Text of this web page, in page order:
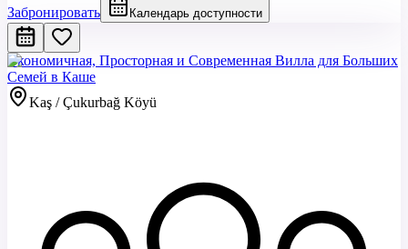
Забронировать Календарь доступности
Экономичная, Просторная и Современная Вилла для Больших
Семей в Каше
Kaş / Çukurbağ Köyü